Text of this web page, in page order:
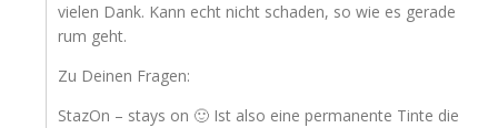
vielen Dank. Kann echt nicht schaden, so wie es gerade
rum geht.
Zu Deinen Fragen:
StazOn – stays on 🙂 Ist also eine permanente Tinte die